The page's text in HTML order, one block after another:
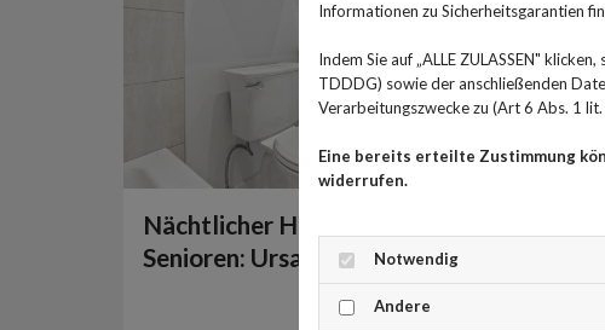
Nächtlicher Harndrang bei
Senioren: Ursachen und Tipps
Informationen zu Sicherheitsgarantien
Indem Sie auf „ALLE ZULASSEN"
TDDDG) sowie der anschließenden
Verarbeitungszwecke zu (Art 6 Abs. 1 lit.
Eine bereits erteilte Zustimmung
widerrufen.
Notwendig
Andere